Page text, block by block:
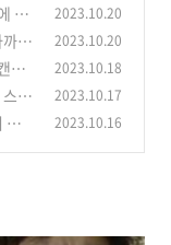
미
2023.10.20
지
2023.10.20
들
2023.10.18
스
2023.10.17
째
2023.10.16